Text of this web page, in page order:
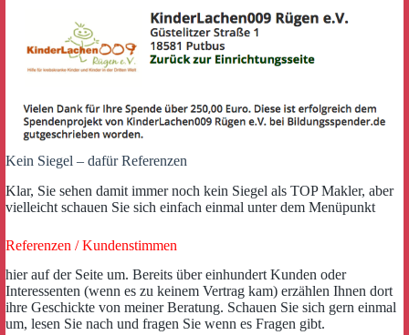
Kein Siegel – dafür Referenzen
Klar, Sie sehen damit immer noch kein Siegel als TOP Makler, aber
vielleicht schauen Sie sich einfach einmal unter dem Menüpunkt
Referenzen / Kundenstimmen
hier auf der Seite um. Bereits über einhundert Kunden oder
Interessenten (wenn es zu keinem Vertrag kam) erzählen Ihnen dort
ihre Geschickte von meiner Beratung. Schauen Sie sich gern einmal
um, lesen Sie nach und fragen Sie wenn es Fragen gibt.